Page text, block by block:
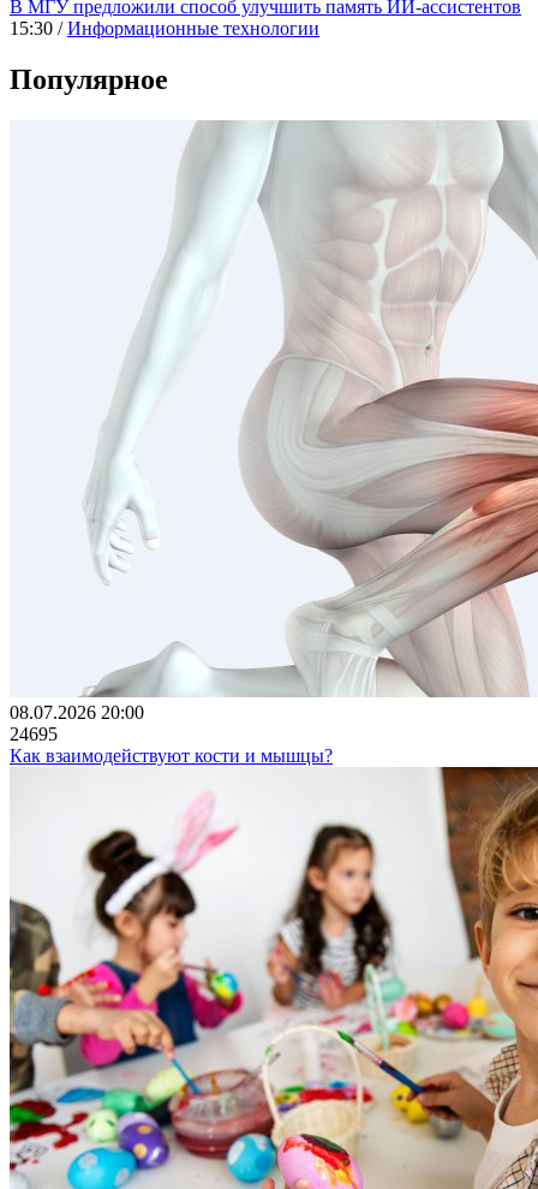
В МГУ предложили способ улучшить память ИИ-ассистентов
15:30 /Информационные технологии
Популярное
08.07.2026 20:00
24695
Как взаимодействуют кости и мышцы?